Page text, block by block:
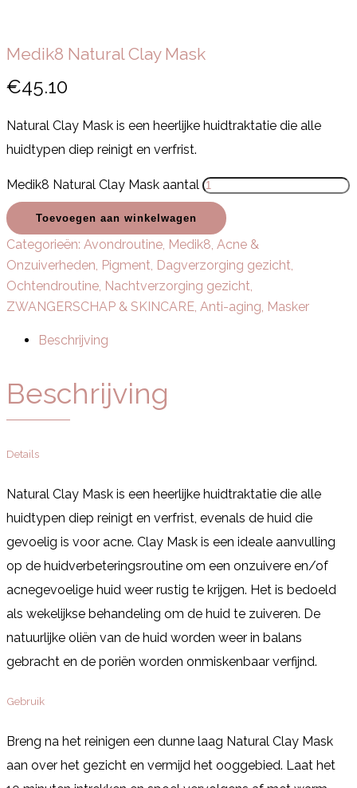
Medik8 Natural Clay Mask
€45.10
Natural Clay Mask is een heerlijke huidtraktatie die alle
huidtypen diep reinigt en verfrist.
Medik8 Natural Clay Mask aantal
Toevoegen aan winkelwagen
Categorieën: Avondroutine, Medik8, Acne &
Onzuiverheden, Pigment, Dagverzorging gezicht,
Ochtendroutine, Nachtverzorging gezicht,
ZWANGERSCHAP & SKINCARE, Anti-aging, Masker
Beschrijving
Beschrijving
Details
Natural Clay Mask is een heerlijke huidtraktatie die alle
huidtypen diep reinigt en verfrist, evenals de huid die
gevoelig is voor acne. Clay Mask is een ideale aanvulling
op de huidverbeteringsroutine om een onzuivere en/of
acnegevoelige huid weer rustig te krijgen. Het is bedoeld
als wekelijkse behandeling om de huid te zuiveren. De
natuurlijke oliën van de huid worden weer in balans
gebracht en de poriën worden onmiskenbaar verfijnd.
Gebruik
Breng na het reinigen een dunne laag Natural Clay Mask
aan over het gezicht en vermijd het ooggebied. Laat het